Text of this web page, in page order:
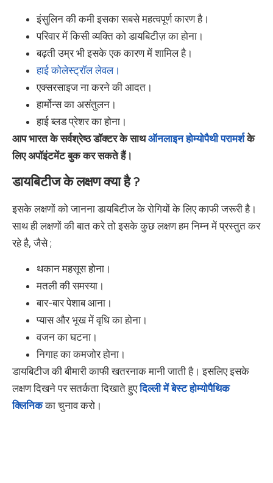
इंसुलिन की कमी इसका सबसे महत्वपूर्ण कारण है।
परिवार में किसी व्यक्ति को डायबिटीज़ का होना।
बढ़ती उम्र भी इसके एक कारण में शामिल है।
हाई कोलेस्ट्रॉल लेवल।
एक्सरसाइज ना करने की आदत।
हार्मोन्स का असंतुलन।
हाई ब्लड प्रेशर का होना।
आप भारत के सर्वश्रेष्ठ डॉक्टर के साथऑनलाइन होम्योपैथी परामर्शके
लिए अपॉइंटमेंट बुक कर सकते हैं।
डायबिटीज के लक्षण क्या है ?
इसके लक्षणों को जानना डायबिटीज के रोगियों के लिए काफी जरूरी है।
साथ ही लक्षणों की बात करे तो इसके कुछ लक्षण हम निम्न में प्रस्तुत कर
रहे है, जैसे ;
थकान महसूस होना।
मतली की समस्या।
बार-बार पेशाब आना।
प्यास और भूख में वृधि का होना।
वजन का घटना।
निगाह का कमजोर होना।
डायबिटीज की बीमारी काफी खतरनाक मानी जाती है। इसलिए इसके
लक्षण दिखने पर सतर्कता दिखाते हुएदिल्ली में बेस्ट होम्योपैथिक
क्लिनिकका चुनाव करो।